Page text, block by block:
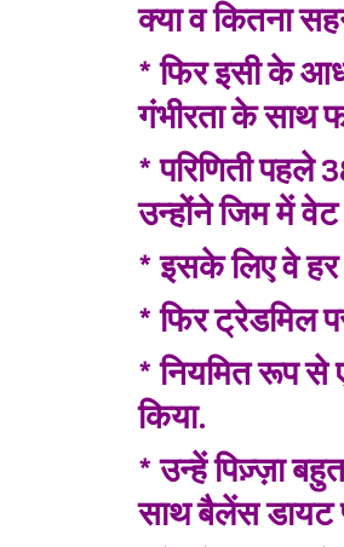
क्या व कितना
* फिर इसी के
गंभीरता के साथ
* परिणिती पहले
उन्होंने जिम में
* इसके लिए वे हर
* फिर ट्रेडमिल
* नियमित रूप से
किया.
* उन्हें पिज़्ज़ा
साथ बैलेंस डायट